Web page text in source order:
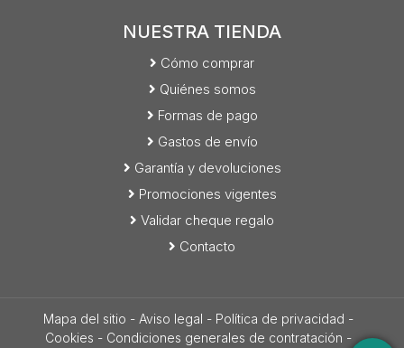
NUESTRA TIENDA
Cómo comprar
Quiénes somos
Formas de pago
Gastos de envío
Garantía y devoluciones
Promociones vigentes
Validar cheque regalo
Contacto
Mapa del sitio - Aviso legal - Política de privacidad -
Cookies - Condiciones generales de contratación -